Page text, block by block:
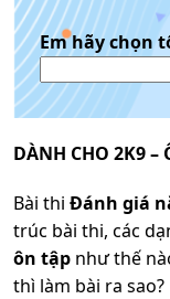
Em hãy chọn
DÀNH CHO 2K9
Bài thi Đánh giá
trúc bài thi, các
ôn tập như thế
thì làm bài ra sao?